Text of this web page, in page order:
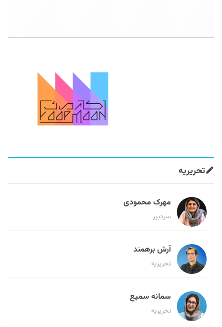
تحریریه
مهرک محمودی
سردبیر
آرش برهمند
تحریریه
سمانه سمیع
تحریریه